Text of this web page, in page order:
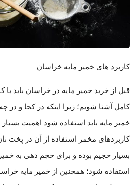
کاربرد های خمیر مایه خراسان
قبل از خرید خمیر مایه در خراسان باید با
کامل آشنا شویم؛ زیرا اینکه در کجا و در
خمیر مایه باید استفاده شود اهمیت
کاربرد‌های مخمر استفاده از آن در پخت
بسیار حجیم بوده و برای حجم دهی به خمیر
استفاده شود؛ همچنین از خمیر مایه